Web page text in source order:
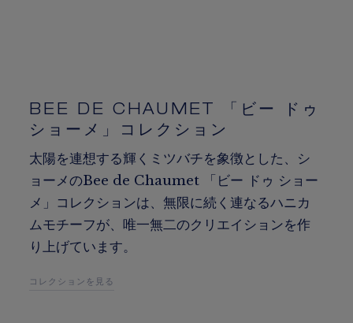
BEE DE CHAUMET 「ビー ドゥ
ショーメ」コレクション
太陽を連想する輝くミツバチを象徴とした、シ
ョーメのBee de Chaumet 「ビー ドゥ ショー
メ」コレクションは、無限に続く連なるハニカ
ムモチーフが、唯一無二のクリエイションを作
り上げています。
コレクションを見る